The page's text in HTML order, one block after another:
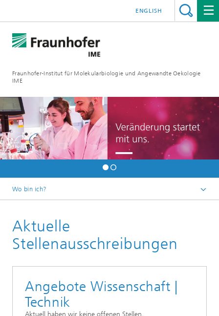
Fraunhofer-Institut für Molekularbiologie und Angewandte Oekologie
IME
ENGLISH
Wo bin ich?
Karriere
Aktuelle
Stellenausschreibungen
Angebote Wissenschaft |
Technik
Aktuell haben wir keine offenen Stellen.